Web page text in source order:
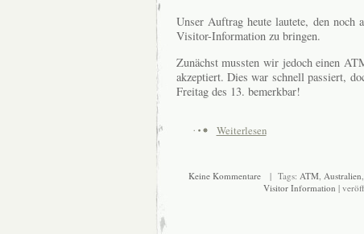
Unser Auftrag heute lautete, den noch
Visitor-Information zu bringen.
Zunächst mussten wir jedoch einen
akzeptiert. Dies war schnell passiert,
Freitag des 13. bemerkbar!
Weiterlesen
Keine Kommentare| Tags: ATM, Australien
Visitor Information |